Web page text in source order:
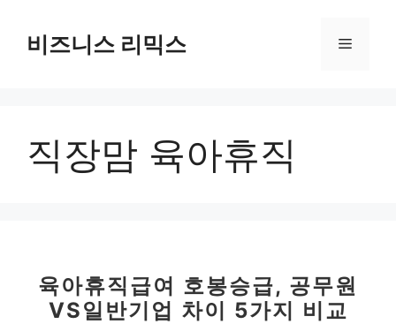
비즈니스 리믹스 메
직장맘 육아휴직
육아휴직급여 호봉승급, 공무원
VS일반기업 차이 5가지 비교